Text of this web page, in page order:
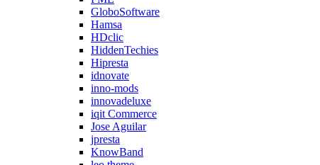
GloboSoftware
Hamsa
HDclic
HiddenTechies
Hipresta
idnovate
inno-mods
innovadeluxe
iqit Commerce
Jose Aguilar
jpresta
KnowBand